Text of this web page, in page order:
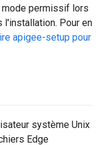
mode permissif lors
l'installation. Pour en
apigee-setup pour
système Unix
Edge